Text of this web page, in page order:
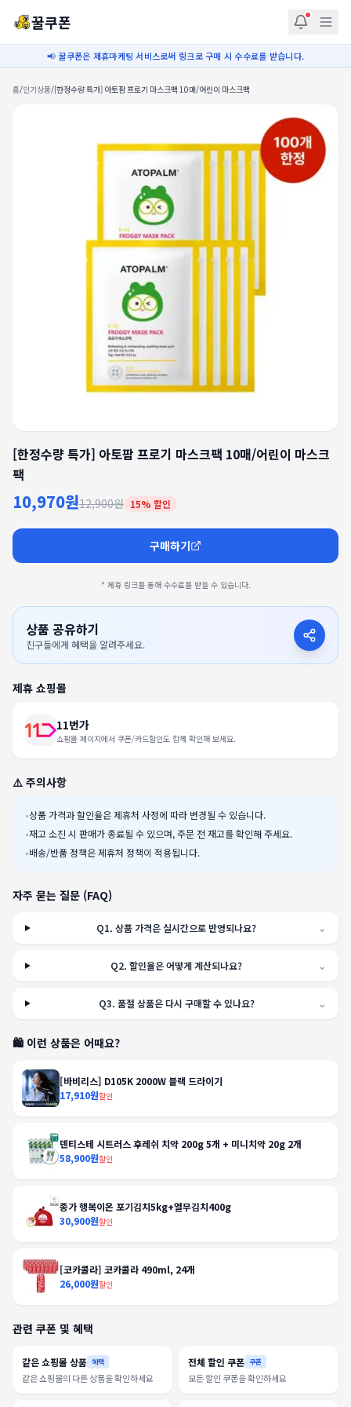
꿀쿠폰
📢 꿀쿠폰은 제휴마케팅 서비스로써 링크로 구매 시 수수료를 받습니다.
홈/인기상품/[한정수량 특가] 아토팜 프로기 마스크팩 10매/어린이 마스크팩
[한정수량 특가] 아토팜 프로기 마스크팩 10매/어린이 마스크
팩
10,970원12,900원 15% 할인
구매하기
* 제휴 링크를 통해 수수료를 받을 수 있습니다.
상품 공유하기
친구들에게 혜택을 알려주세요.
제휴 쇼핑몰
11번가
쇼핑몰 페이지에서 쿠폰/카드할인도 함께 확인해 보세요.
⚠️ 주의사항
•상품 가격과 할인율은 제휴처 사정에 따라 변경될 수 있습니다.
•재고 소진 시 판매가 종료될 수 있으며, 주문 전 재고를 확인해 주세요.
•배송/반품 정책은 제휴처 정책이 적용됩니다.
자주 묻는 질문 (FAQ)
Q1.상품 가격은 실시간으로 반영되나요? ⌄
Q2.할인율은 어떻게 계산되나요? ⌄
Q3. 품절 상품은 다시 구매할 수 있나요? ⌄
🛍️ 이런 상품은 어때요?
[바비리스] D105K 2000W 블랙 드라이기
17,910원할인
덴티스테 시트러스 후레쉬 치약 200g 5개 + 미니치약 20g 2개
58,900원할인
종가 행복이온 포기김치5kg+열무김치400g
30,900원할인
[코카콜라] 코카콜라 490ml, 24개
26,000원할인
관련 쿠폰 및 혜택
같은 쇼핑몰 상품 혜택
같은 쇼핑몰의 다른 상품을 확인하세요
전체 할인 쿠폰 쿠폰
모든 할인 쿠폰을 확인하세요